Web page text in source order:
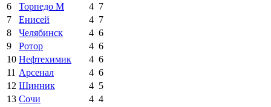
6
Торпедо М 4 7
7
Енисей 4 7
8
Челябинск 4 6
9
Ротор 4 6
10 Нефтехимик 4 6
11 Арсенал 4 6
12 Шинник 4 5
13 Сочи 4 4